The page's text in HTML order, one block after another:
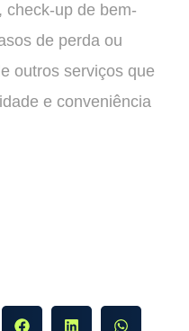
check-up de bem-
de perda ou
outros serviços que
e conveniência